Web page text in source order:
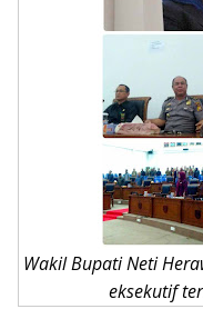
Wakil Bupati Neti
eksekutif